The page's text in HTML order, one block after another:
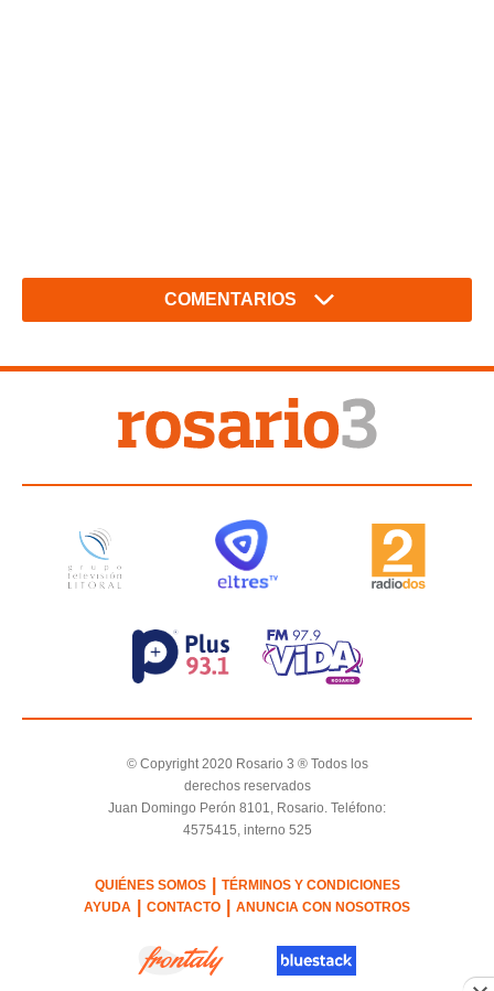
COMENTARIOS
© Copyright 2020 Rosario 3 ® Todos los
derechos reservados
Juan Domingo Perón 8101, Rosario. Teléfono:
4575415, interno 525
QUIÉNES SOMOS
TÉRMINOS Y CONDICIONES
AYUDA
CONTACTO ANUNCIA CON NOSOTROS